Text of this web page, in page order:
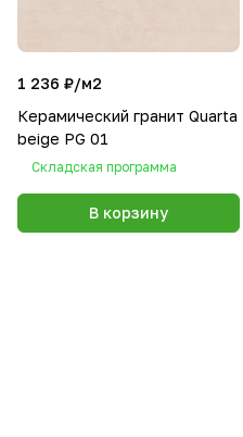
1 236 ₽/м2
Керамический гранит Quarta
beige PG 01
Складская программа
В корзину